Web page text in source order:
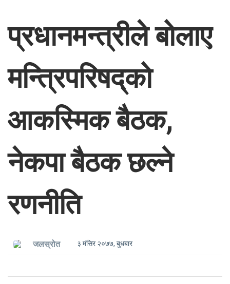
प्रधानमन्त्रीले बोलाए
मन्त्रिपरिषद‍्को
आकस्मिक बैठक,
नेकपा बैठक छल्ने
रणनीति
जलस्रोत ३ मंसिर २०७७, बुधबार